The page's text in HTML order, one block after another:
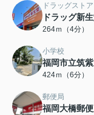
ドラッグストア
ドラッグ新
264ｍ（4分）
小学校
福岡市立筑
424ｍ（6分）
郵便局
福岡大橋郵